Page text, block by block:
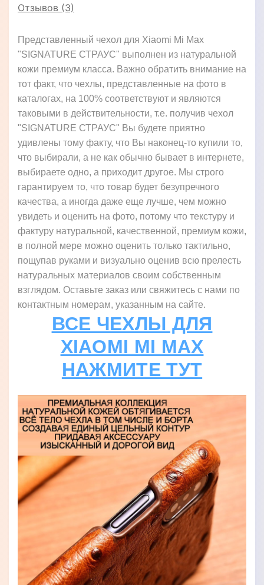
Отзывов (3)
Представленный чехол для Xiaomi Mi Max
"SIGNATURE СТРАУС" выполнен из натуральной
кожи премиум класса. Важно обратить внимание на
тот факт, что чехлы, представленные на фото в
каталогах, на 100% соответствуют и являются
таковыми в действительности, т.е. получив чехол
"SIGNATURE СТРАУС" Вы будете приятно
удивлены тому факту, что Вы наконец-то купили то,
что выбирали, а не как обычно бывает в интернете,
выбираете одно, а приходит другое. Мы строго
гарантируем то, что товар будет безупречного
качества, а иногда даже еще лучше, чем можно
увидеть и оценить на фото, потому что текстуру и
фактуру натуральной, качественной, премиум кожи,
в полной мере можно оценить только тактильно,
пощупав руками и визуально оценив всю прелесть
натуральных материалов своим собственным
взглядом. Оставьте заказ или свяжитесь с нами по
контактным номерам, указанным на сайте.
ВСЕ ЧЕХЛЫ ДЛЯ
XIAOMI MI MAX
НАЖМИТЕ ТУТ